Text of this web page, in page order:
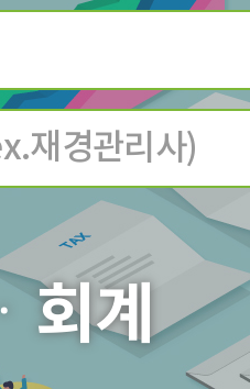
회계